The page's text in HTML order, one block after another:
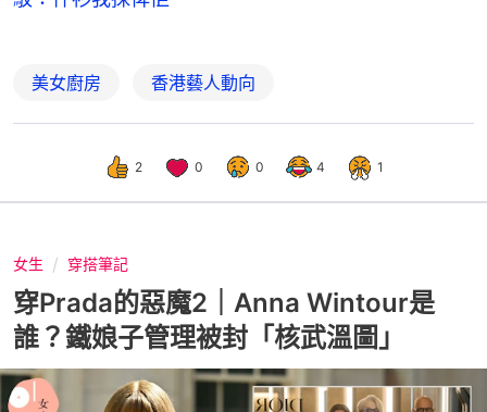
美女廚房 香港藝人動向
2 0 0 4 1
女生 穿搭筆記
穿Prada的惡魔2｜Anna Wintour是
誰？鐵娘子管理被封「核武溫圖」